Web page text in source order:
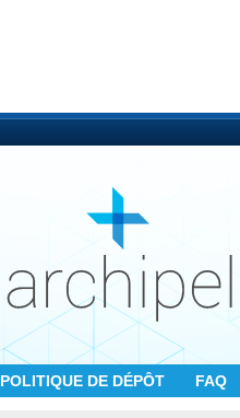
POLITIQUE DE DÉPÔT FAQ